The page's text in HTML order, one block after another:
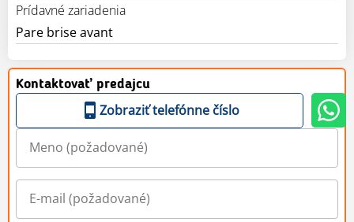
Prídavné zariadenia
Pare brise avant
Kontaktovať predajcu
Zobraziť telefónne číslo